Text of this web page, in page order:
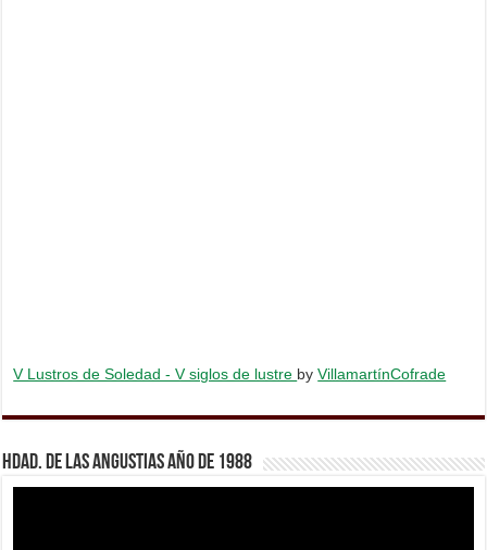
V Lustros de Soledad - V siglos de lustre byVillamartínCofrade
Hdad. de Las Angustias año de 1988